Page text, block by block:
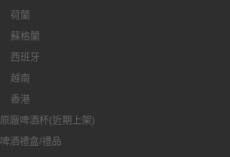
荷蘭
蘇格蘭
西班牙
越南
香港
原廠啤酒杯(近期上架)
啤酒禮盒/禮品